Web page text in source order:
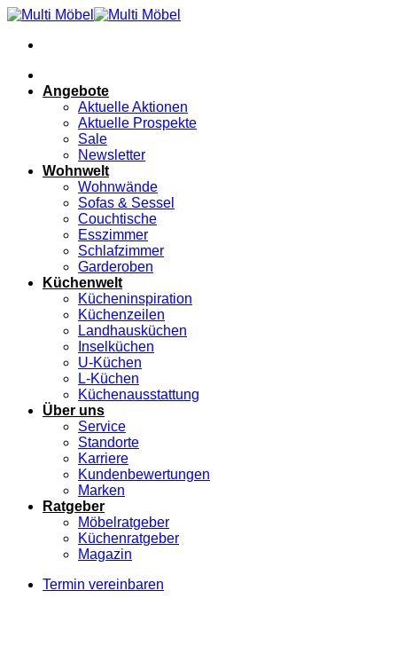
Zum
springen
Angebote
Aktuelle Aktionen
Aktuelle Prospekte
Sale
Newsletter
Wohnwelt
Wohnwände
Sofas & Sessel
Couchtische
Esszimmer
Schlafzimmer
Garderoben
Küchenwelt
Kücheninspiration
Küchenzeilen
Landhausküchen
Inselküchen
U-Küchen
L-Küchen
Küchenausstattung
Über uns
Service
Standorte
Karriere
Kundenbewertungen
Marken
Ratgeber
Möbelratgeber
Küchenratgeber
Magazin
Termin vereinbaren